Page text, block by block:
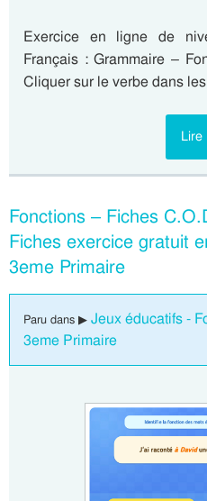
Exercice en ligne de
Français : Grammaire –
Cliquer sur le verbe dans
Lire
Fonctions – Fiches
Fiches exercice gratuit
3eme Primaire
Paru dans ▶ Jeux éducatifs -
3eme Primaire